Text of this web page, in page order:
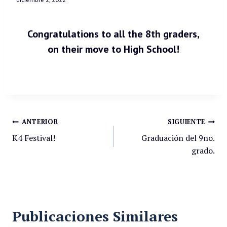
Congratulations to all the 8th graders,
on their move to High School!
ANTERIOR
K4 Festival!
SIGUIENTE
Graduación del 9no.
grado.
Publicaciones Similares